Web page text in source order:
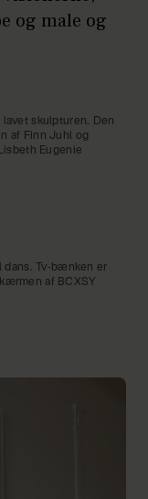
og male og
lavet skulpturen. Den
af Finn Juhl og
Eugenie
dans. Tv-bænken er
af BCXSY